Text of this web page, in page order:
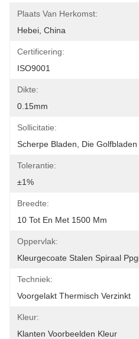
Plaats Van Herkomst:
Hebei, China
Certificering:
ISO9001
Dikte:
0.15mm
Sollicitatie:
Scherpe Bladen, Die Golfbladen
Tolerantie:
±1%
Breedte:
10 Tot En Met 1500 Mm
Oppervlak:
Kleurgecoate Stalen Spiraal
Techniek:
Voorgelakt Thermisch Verzinkt
Kleur:
Klanten Voorbeelden Kleur